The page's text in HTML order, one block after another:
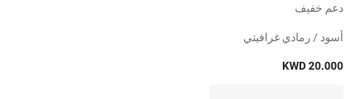
دعم خفيف
أسود / رمادي غرافيتي
KWD 20.000